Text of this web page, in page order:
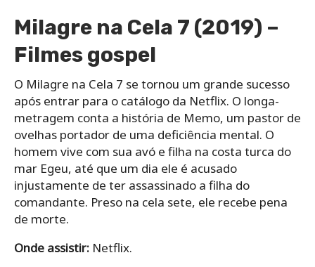
Milagre na Cela 7 (2019) –
Filmes gospel
O Milagre na Cela 7 se tornou um grande sucesso
após entrar para o catálogo da Netflix. O longa-
metragem conta a história de Memo, um pastor de
ovelhas portador de uma deficiência mental. O
homem vive com sua avó e filha na costa turca do
mar Egeu, até que um dia ele é acusado
injustamente de ter assassinado a filha do
comandante. Preso na cela sete, ele recebe pena
de morte.
Onde assistir: Netflix.